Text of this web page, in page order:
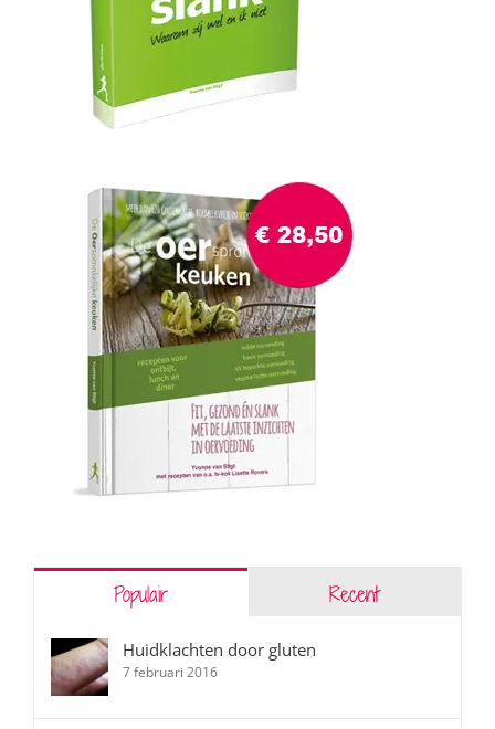
Populair Recent
Huidklachten door gluten
7 februari 2016